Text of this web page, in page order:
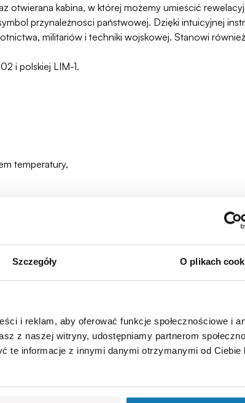
Szczegóły O plikach
i reklam, aby oferować funkcje społecznościowe i
z naszej witryny, udostępniamy partnerom
te informacje z innymi danymi otrzymanymi od Ciebie
otwierana kabina, w której możemy umieścić
przynależności państwowej. Dzięki intuicyjnej
militariów i techniki wojskowej. Stanowi również
i polskiej LIM-1.
temperatury,